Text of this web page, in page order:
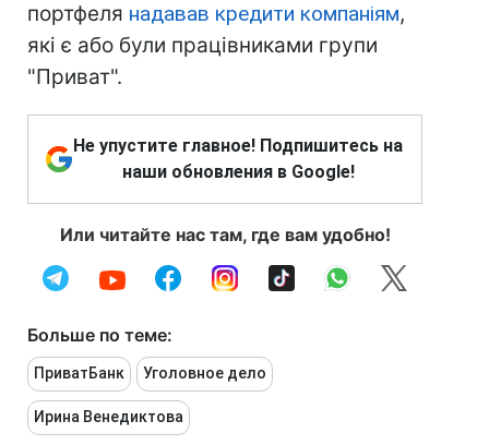
портфеля надавав кредити компаніям,
які є або були працівниками групи
"Приват".
Не упустите главное! Подпишитесь на
наши обновления в Google!
Или читайте нас там, где вам удобно!
Больше по теме:
ПриватБанк Уголовное дело
Ирина Венедиктова